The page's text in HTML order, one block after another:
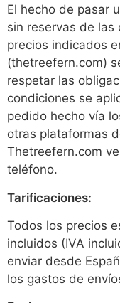
El hecho de pasar
sin reservas de las
precios indicados
(thetreefern.com)
respetar las
condiciones se
pedido hecho vía
otras plataformas
Thetreefern.com
teléfono.
Tarificaciones:
Todos los precios
incluidos (IVA
enviar desde
los gastos de